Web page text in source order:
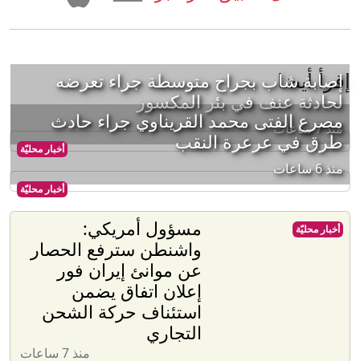
إقرأ أيضا
أخبار محليّة
إصابة شاب بجراح متوسطة جراء تعرضه
لحادثة عنف في بئر المكسور
منذ 7 ساعات
أخبار محليّة
مصرع الفتى محمد القريناوي جراء حادث
طرق في عرعرة النقب
منذ 6 ساعات
مسؤول أمريكي:
واشنطن سترفع الحصار
عن موانئ إيران فور
إعلان اتفاق يضمن
استئناف حركة الشحن
التجاري
منذ 7 ساعات
أخبار محليّة